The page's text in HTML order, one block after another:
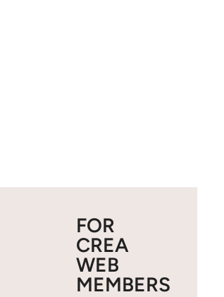
FOR
CREA
WEB
MEMBERS